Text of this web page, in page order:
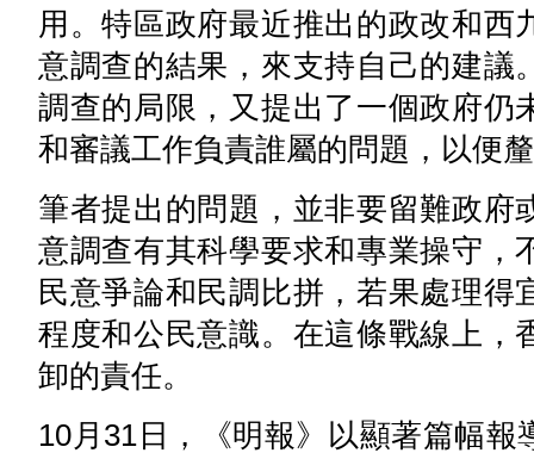
用。特區政府最近推出的政改和
意調查的結果，來支持自己的建議
調查的局限，又提出了一個政府仍
和審議工作負責誰屬的問題，以便
筆者提出的問題，並非要留難政府
意調查有其科學要求和專業操守，
民意爭論和民調比拼，若果處理
程度和公民意識。在這條戰線上，
卸的責任。
10月31日，《明報》以顯著篇幅